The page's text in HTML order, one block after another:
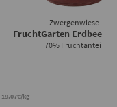
Zwergenwiese
FruchtGarten Erdbeere
70% Fruchtanteil
19.07€/kg